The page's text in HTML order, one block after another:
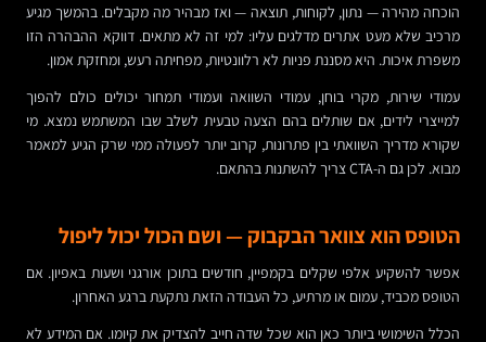
הוכחה מהירה — נתון, לקוחות, תוצאה — ואז מבהיר מה מקבלים. בהמשך מגיע
מרכיב שלא מעט אתרים מדלגים עליו: למי זה לא מתאים. דווקא ההבהרה הזו
משפרת איכות. היא מסננת פניות לא רלוונטיות, מפחיתה רעש, ומחזקת אמון.
עמודי שירות, מקרי בוחן, עמודי השוואה ועמודי תמחור יכולים כולם להפוך
למייצרי לידים, אם שותלים בהם הצעה טבעית לשלב שבו המשתמש נמצא. מי
שקורא מדריך השוואתי בין פתרונות, קרוב יותר לפעולה ממי שרק הגיע למאמר
מבוא. לכן גם ה-CTA צריך להשתנות בהתאם.
הטופס הוא צוואר הבקבוק — ושם הכול יכול ליפול
אפשר להשקיע אלפי שקלים בקמפיין, חודשים בתוכן אורגני ושעות באפיון. אם
הטופס מכביד, עמום או מרתיע, כל העבודה הזאת נתקעת ברגע האחרון.
הכלל השימושי ביותר כאן הוא שכל שדה חייב להצדיק את קיומו. אם המידע לא